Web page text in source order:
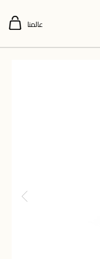
عالمنا